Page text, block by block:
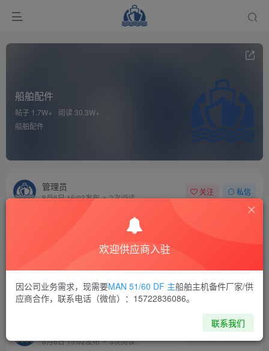
船舶配件
帖子 1.7W+
阅读 30.3W+
船舶配件
管理员
8月6日 15:03发布 2次阅读
关注 私信
船舶备件—主空气压缩机（CKQ-2607886P）询价
Manufacturer: DONGHWA Model No.: H-264
complete main air compressor = 1set
下载 pdf文件 2.4M
泰州昌宽 回复 分享
8月6日 15:02发布 3次阅读
关注 私信
欢迎供应商入驻
因公司业务需求，现需要MAN 51/60 DF 主船舶主机备件厂家/供
应商合作，联系电话（微信）：15722836086。
联系我们